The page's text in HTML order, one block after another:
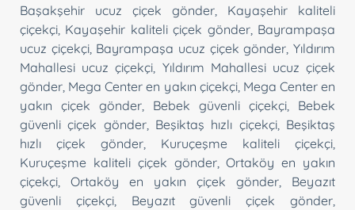
Başakşehir ucuz çiçek gönder
Kayaşehir kaliteli
çiçekçi Kayaşehir kaliteli çiçek gönder, Bayrampaşa
ucuz çiçekçi, Bayrampaşa ucuz çiçek gönder ,Yıldırım
Mahallesi ucuz çiçekçi Yıldırım Mahallesi ucuz çiçek
gönder Mega Center en yakın çiçekçi, Mega Center en
yakın çiçek gönder
Bebek güvenli çiçekçi
Bebek
güvenli çiçek gönder, Beşiktaş hızlı çiçekçi, Beşiktaş
hızlı çiçek gönder
Kuruçeşme kaliteli çiçekçi
Kuruçeşme kaliteli çiçek gönder,Ortaköy en yakın
çiçekçi
Ortaköy en yakın çiçek gönder
Beyazıt
güvenli çiçekçi, Beyazıt güvenli çiçek gönder